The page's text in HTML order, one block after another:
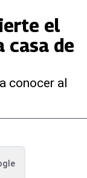
el
casa de
conocer al